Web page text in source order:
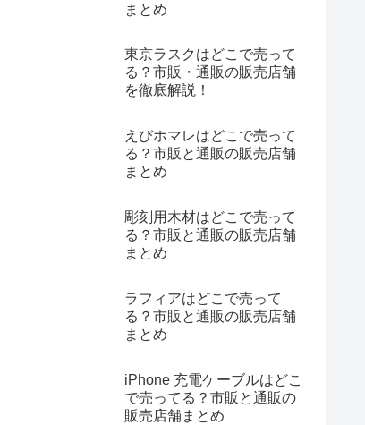
まとめ
東京ラスクはどこで売って
る？市販・通販の販売店舗
を徹底解説！
えびホマレはどこで売って
る？市販と通販の販売店舗
まとめ
彫刻用木材はどこで売って
る？市販と通販の販売店舗
まとめ
ラフィアはどこで売って
る？市販と通販の販売店舗
まとめ
iPhone 充電ケーブルはどこ
で売ってる？市販と通販の
販売店舗まとめ